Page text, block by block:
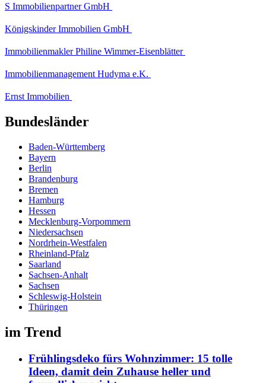
S Immobilienpartner GmbH
Königskinder Immobilien GmbH
Immobilienmakler Philine Wimmer-Eisenblätter
Immobilienmanagement Hudyma e.K.
Ernst Immobilien
Bundesländer
Baden-Württemberg
Bayern
Berlin
Brandenburg
Bremen
Hamburg
Hessen
Mecklenburg-Vorpommern
Niedersachsen
Nordrhein-Westfalen
Rheinland-Pfalz
Saarland
Sachsen-Anhalt
Sachsen
Schleswig-Holstein
Thüringen
im Trend
Frühlingsdeko fürs Wohnzimmer: 15 tolle
Ideen, damit dein Zuhause heller und